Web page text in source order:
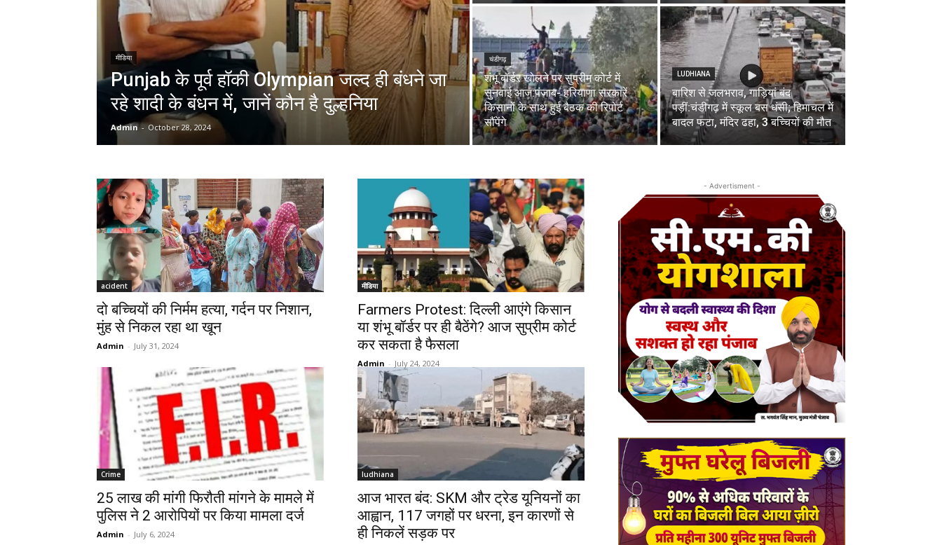
मीडिया
Punjab के पूर्व हॉकी Olympian जल्द ही बंधने जा
रहे शादी के बंधन में, जानें कौन है दुल्हनिया
Admin - October 28, 2024
चंडीगढ़
शंभू बॉर्डर खोलने पर सुप्रीम कोर्ट में
सुनवाई आज:पंजाब- हरियाणा सरकारें
किसानों के साथ हुई बैठक की रिपोर्ट
सौंपेंगे
LUDHIANA
बारिश से जलभराव, गाड़ियां बंद
पड़ीं:चंडीगढ़ में स्कूल बस धंसी; हिमाचल में
बादल फटा, मंदिर ढहा, 3 बच्चियों की मौत
acident
दो बच्चियों की निर्मम हत्या, गर्दन पर निशान,
मुंह से निकल रहा था खून
Admin - July 31, 2024
मीडिया
Farmers Protest: दिल्ली आएंगे किसान
या शंभू बॉर्डर पर ही बैठेंगे? आज सुप्रीम कोर्ट
कर सकता है फैसला
Admin - July 24, 2024
Crime
25 लाख की मांगी फिरौती मांगने के मामले में
पुलिस ने 2 आरोपियों पर किया मामला दर्ज
Admin - July 6, 2024
ludhiana
आज भारत बंद: SKM और ट्रेड यूनियनों का
आह्वान, 117 जगहों पर धरना, इन कारणों से
ही निकलें सड़क पर
- Advertisment -